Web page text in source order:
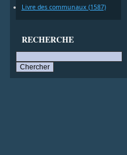
Livre des communaux (1587)
RECHERCHE